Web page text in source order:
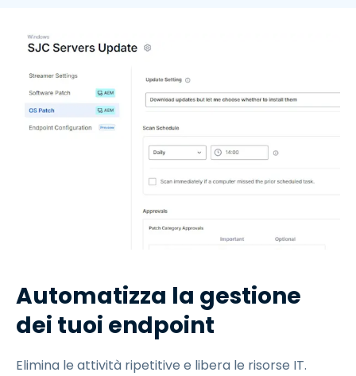
Automatizza la gestione
dei tuoi endpoint
Elimina le attività ripetitive e libera le risorse IT.